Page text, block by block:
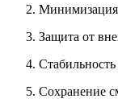
Минимизация
Защита от
Сохранение